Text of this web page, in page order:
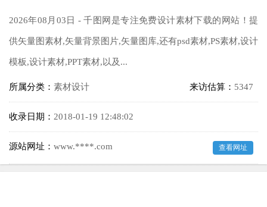
2026年08月03日 - 千图网是专注免费设计素材下载的网站！提
供矢量图素材,矢量背景图片,矢量图库,还有psd素材,PS素材,设计
模板,设计素材,PPT素材,以及...
所属分类： 素材设计 来访估算： 5347
收录日期： 2018-01-19 12:48:02
源站网址： www.****.com 查看网址